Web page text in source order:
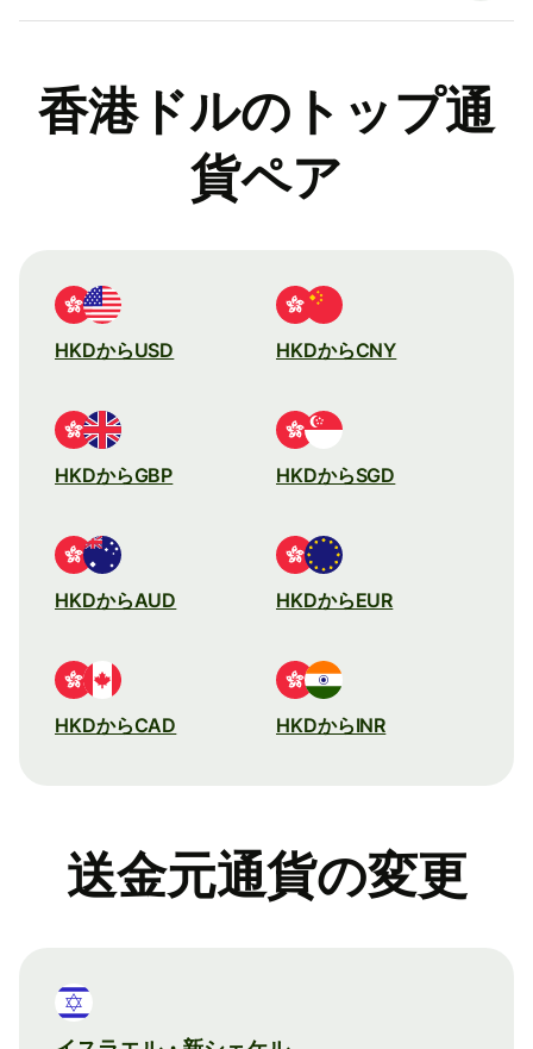
香港ドルのトップ通
貨ペア
HKDからUSD HKDからCNY
HKDからGBP HKDからSGD
HKDからAUD HKDからEUR
HKDからCAD HKDからINR
送金元通貨の変更